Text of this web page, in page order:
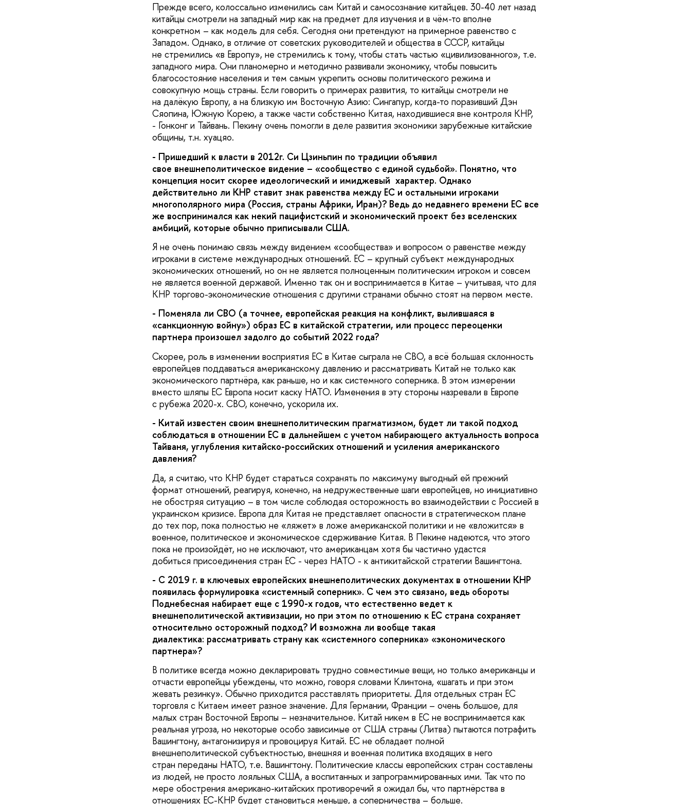
Прежде всего, колоссально изменились сам Китай и самосознание китайцев. 30-40 лет назад
китайцы смотрели на западный мир как на предмет для изучения и в чём-то вполне
конкретном – как модель для себя. Сегодня они претендуют на примерное равенство с
Западом. Однако, в отличие от советских руководителей и общества в СССР, китайцы
не стремились «в Европу», не стремились к тому, чтобы стать частью «цивилизованного», т.е.
западного мира. Они планомерно и методично развивали экономику, чтобы повысить
благосостояние населения и тем самым укрепить основы политического режима и
совокупную мощь страны. Если говорить о примерах развития, то китайцы смотрели не
на далёкую Европу, а на близкую им Восточную Азию: Сингапур, когда-то поразивший Дэн
Сяопина, Южную Корею, а также части собственно Китая, находившиеся вне контроля КНР,
- Гонконг и Тайвань. Пекину очень помогли в деле развития экономики зарубежные китайские
общины, т.н. хуацяо.
- Пришедший к власти в 2012г. Си Цзиньпин по традиции объявил
свое внешнеполитическое видение – «сообщество с единой судьбой». Понятно, что
концепция носит скорее идеологический и имиджевый характер. Однако
действительно ли КНР ставит знак равенства между ЕС и остальными игроками
многополярного мира (Россия, страны Африки, Иран)? Ведь до недавнего времени ЕС все
же воспринимался как некий пацифистский и экономический проект без вселенских
амбиций, которые обычно приписывали США.
Я не очень понимаю связь между видением «сообщества» и вопросом о равенстве между
игроками в системе международных отношений. ЕС – крупный субъект международных
экономических отношений, но он не является полноценным политическим игроком и совсем
не является военной державой. Именно так он и воспринимается в Китае – учитывая, что для
КНР торгово-экономические отношения с другими странами обычно стоят на первом месте.
- Поменяла ли СВО (а точнее, европейская реакция на конфликт, вылившаяся в
«санкционную войну») образ ЕС в китайской стратегии, или процесс переоценки
партнера произошел задолго до событий 2022 года?
Скорее, роль в изменении восприятия ЕС в Китае сыграла не СВО, а всё большая склонность
европейцев поддаваться американскому давлению и рассматривать Китай не только как
экономического партнёра, как раньше, но и как системного соперника. В этом измерении
вместо шляпы ЕС Европа носит каску НАТО. Изменения в эту стороны назревали в Европе
с рубежа 2020-х. СВО, конечно, ускорила их.
- Китай известен своим внешнеполитическим прагматизмом, будет ли такой подход
соблюдаться в отношении ЕС в дальнейшем с учетом набирающего актуальность вопроса
Тайваня, углубления китайско-российских отношений и усиления американского
давления?
Да, я считаю, что КНР будет стараться сохранять по максимуму выгодный ей прежний
формат отношений, реагируя, конечно, на недружественные шаги европейцев, но инициативно
не обостряя ситуацию – в том числе соблюдая осторожность во взаимодействии с Россией в
украинском кризисе. Европа для Китая не представляет опасности в стратегическом плане
до тех пор, пока полностью не «ляжет» в ложе американской политики и не «вложится» в
военное, политическое и экономическое сдерживание Китая. В Пекине надеются, что этого
пока не произойдёт, но не исключают, что американцам хотя бы частично удастся
добиться присоединения стран ЕС - через НАТО - к антикитайской стратегии Вашингтона.
- С 2019 г. в ключевых европейских внешнеполитических документах в отношении КНР
появилась формулировка «системный соперник». С чем это связано, ведь обороты
Поднебесная набирает еще с 1990-х годов, что естественно ведет к
внешнеполитической активизации, но при этом по отношению к ЕС страна сохраняет
относительно осторожный подход? И возможна ли вообще такая
диалектика: рассматривать страну как «системного соперника» «экономического
партнера»?
В политике всегда можно декларировать трудно совместимые вещи, но только американцы и
отчасти европейцы убеждены, что можно, говоря словами Клинтона, «шагать и при этом
жевать резинку». Обычно приходится расставлять приоритеты. Для отдельных стран ЕС
торговля с Китаем имеет разное значение. Для Германии, Франции – очень большое, для
малых стран Восточной Европы – незначительное. Китай никем в ЕС не воспринимается как
реальная угроза, но некоторые особо зависимые от США страны (Литва) пытаются потрафить
Вашингтону, антагонизируя и провоцируя Китай. ЕС не обладает полной
внешнеполитической субъектностью, внешняя и военная политика входящих в него
стран переданы НАТО, т.е. Вашингтону. Политические классы европейских стран составлены
из людей, не просто лояльных США, а воспитанных и запрограммированных ими. Так что по
мере обострения американо-китайских противоречий я ожидал бы, что партнёрства в
отношениях ЕС-КНР будет становиться меньше, а соперничества – больше.